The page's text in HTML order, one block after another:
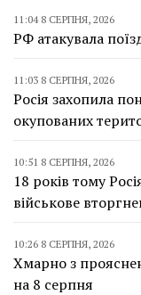
11:04 8 СЕРПНЯ, 2026
РФ атакувала
11:03 8 СЕРПНЯ, 2026
Росія захопила
окупованих
10:51 8 СЕРПНЯ, 2026
18 років тому
військове
10:26 8 СЕРПНЯ, 2026
Хмарно з
на 8 серпня